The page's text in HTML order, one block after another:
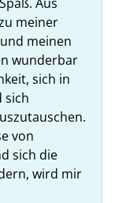
Aus
meiner
meinen
wunderbar
sich in
sich
von
sich die
wird mir